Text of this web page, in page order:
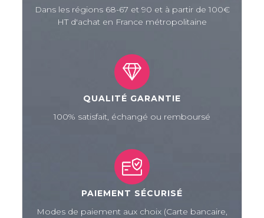
Dans les régions 68-67 et 90 et à partir de 100€
HT d'achat en France métropolitaine
QUALITÉ GARANTIE
100% satisfait, échangé ou remboursé
PAIEMENT SÉCURISÉ
Modes de paiement aux choix (Carte bancaire,